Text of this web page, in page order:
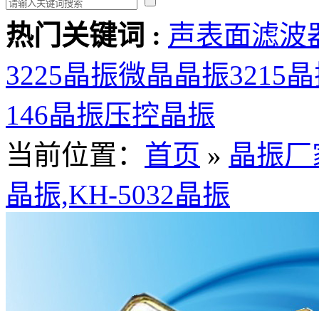
热门关键词 : 声表面滤波
3225晶振微晶晶振3215
146晶振压控晶振
当前位置： 首页 » 晶振厂
晶振,KH-5032晶振